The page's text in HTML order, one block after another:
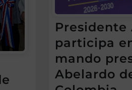
Presidente
participa
mando
Abelardo